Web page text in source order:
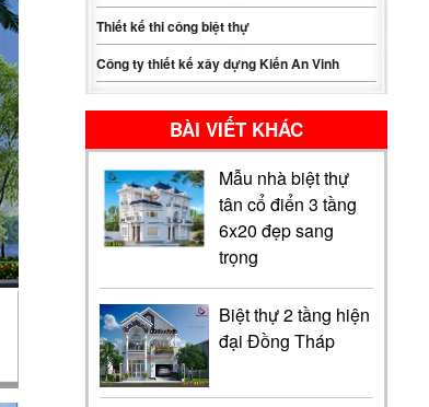
Thiết kế thi công biệt thự
Công ty thiết kế xây dựng Kiến An Vinh
BÀI VIẾT KHÁC
Mẫu nhà biệt thự
tân cổ điển 3 tầng
6x20 đẹp sang
trọng
Biệt thự 2 tầng hiện
đại Đồng Tháp